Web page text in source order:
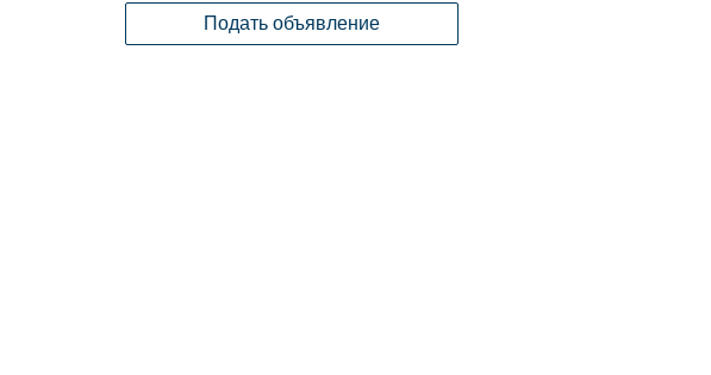
Подать объявление